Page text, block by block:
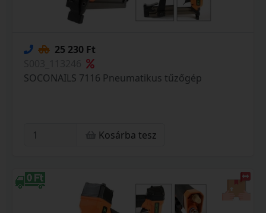
25 230 Ft
SOCONAILS 7116 Pneumatikus tűzőgép
Kosárba tesz